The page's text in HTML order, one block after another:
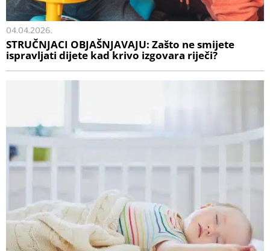
04.04.2026.
STRUČNJACI OBJAŠNJAVAJU: Zašto ne smijete
ispravljati dijete kad krivo izgovara riječi?